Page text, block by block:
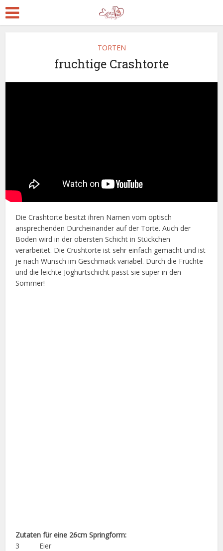
TORTEN
fruchtige Crashtorte
Die Crashtorte besitzt ihren Namen vom optisch
ansprechenden Durcheinander auf der Torte. Auch der
Boden wird in der obersten Schicht in Stückchen
verarbeitet. Die Crushtorte ist sehr einfach gemacht und ist
je nach Wunsch im Geschmack variabel. Durch die Früchte
und die leichte Joghurtschicht passt sie super in den
Sommer!
Zutaten für eine 26cm Springform:
3 Eier